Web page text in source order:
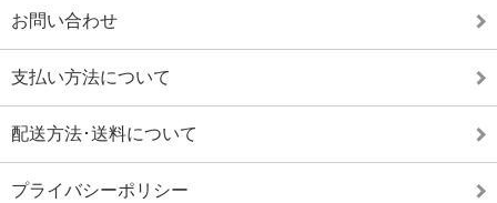
お問い合わせ
支払い方法について
配送方法･送料について
プライバシーポリシー